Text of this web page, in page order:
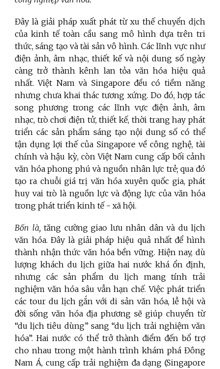
Đây là giải pháp xuất phát từ xu thế chuyển dịch
của kinh tế toàn cầu sang mô hình dựa trên tri
thức, sáng tạo và tài sản vô hình. Các lĩnh vực như
điện ảnh, âm nhạc, thiết kế và nội dung số ngày
càng trở thành kênh lan tỏa văn hóa hiệu quả
nhất. Việt Nam và Singapore đều có tiềm năng
nhưng chưa khai thác tương xứng. Do đó, hợp tác
song phương trong các lĩnh vực điện ảnh, âm
nhạc, trò chơi điện tử, thiết kế, thời trang hay phát
triển các sản phẩm sáng tạo nội dung số có thể
tận dụng lợi thế của Singapore về công nghệ, tài
chính và hậu kỳ, còn Việt Nam cung cấp bối cảnh
văn hóa phong phú và nguồn nhân lực trẻ; qua đó
tạo ra chuỗi giá trị văn hóa xuyên quốc gia, phát
huy vai trò là nguồn lực và động lực của văn hóa
trong phát triển kinh tế - xã hội.
Bốn là, tăng cường giao lưu nhân dân và du lịch
văn hóa. Đây là giải pháp hiệu quả nhất để hình
thành nhận thức văn hóa bền vững. Hiện nay, dù
lượng khách du lịch giữa hai nước khá ổn định,
nhưng các sản phẩm du lịch mang tính trải
nghiệm văn hóa sâu vẫn hạn chế. Việc phát triển
các tour du lịch gắn với di sản văn hóa, lễ hội và
đời sống văn hóa địa phương sẽ giúp chuyển từ
“du lịch tiêu dùng” sang “du lịch trải nghiệm văn
hóa”. Hai nước có thể trở thành điểm đến bổ trợ
cho nhau trong một hành trình khám phá Đông
Nam Á, cung cấp trải nghiệm đa dạng (Singapore